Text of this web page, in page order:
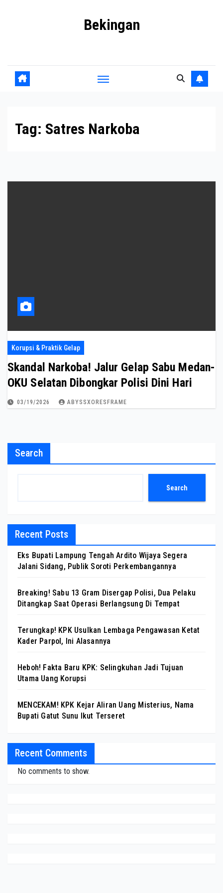
Bekingan
Tag: Satres Narkoba
Korupsi & Praktik Gelap
Skandal Narkoba! Jalur Gelap Sabu Medan-
OKU Selatan Dibongkar Polisi Dini Hari
03/19/2026 ABYSSXORESFRAME
Search
Search
Recent Posts
Eks Bupati Lampung Tengah Ardito Wijaya Segera
Jalani Sidang, Publik Soroti Perkembangannya
Breaking! Sabu 13 Gram Disergap Polisi, Dua Pelaku
Ditangkap Saat Operasi Berlangsung Di Tempat
Terungkap! KPK Usulkan Lembaga Pengawasan Ketat
Kader Parpol, Ini Alasannya
Heboh! Fakta Baru KPK: Selingkuhan Jadi Tujuan
Utama Uang Korupsi
MENCEKAM! KPK Kejar Aliran Uang Misterius, Nama
Bupati Gatut Sunu Ikut Terseret
Recent Comments
No comments to show.